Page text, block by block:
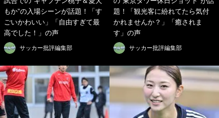
もか”の入場シーンが話題！「す
ごいかわいい」「自由すぎて最
高でした！」の声
サッカー批評編集部
題！「観光客に紛れてたら気付
かれませんか？」「癒されま
す」の声
サッカー批評編集部